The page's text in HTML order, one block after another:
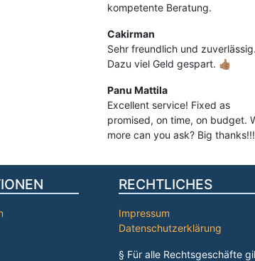
kompetente Beratung.
Cakirman
Sehr freundlich und zuverlässig.
Dazu viel Geld gespart. 👍🏽
Panu Mattila
Excellent service! Fixed as
promised, on time, on budget.
more can you ask? Big thanks!!!
RECHTLICHES
Impressum
Datenschutzerklärung
§ Für alle Rechtsgeschäfte